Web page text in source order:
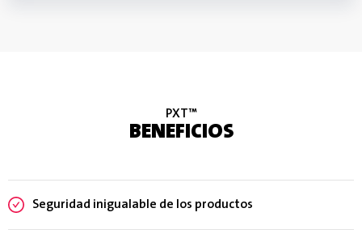
PXT™
BENEFICIOS
Seguridad inigualable de los productos